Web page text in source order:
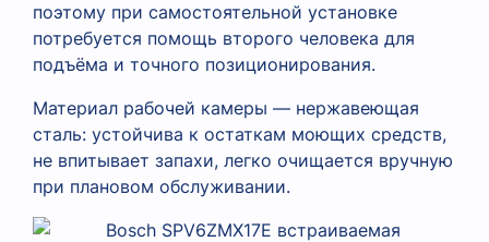
поэтому при самостоятельной установке
потребуется помощь второго человека для
подъёма и точного позиционирования.
Материал рабочей камеры — нержавеющая
сталь: устойчива к остаткам моющих средств,
не впитывает запахи, легко очищается вручную
при плановом обслуживании.